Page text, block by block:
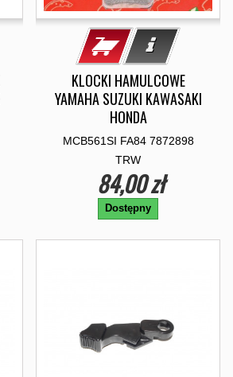
KLOCKI HAMULCOWE
YAMAHA SUZUKI KAWASAKI
HONDA
MCB561SI FA84 7872898
TRW
84,00 zł
Dostępny